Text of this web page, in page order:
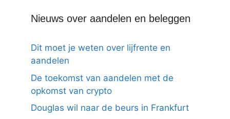
Nieuws over aandelen en beleggen
Dit moet je weten over lijfrente en
aandelen
De toekomst van aandelen met de
opkomst van crypto
Douglas wil naar de beurs in Frankfurt